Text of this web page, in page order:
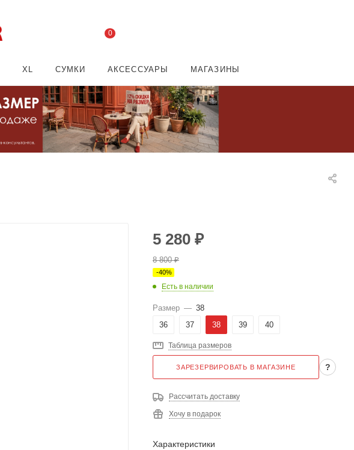
0
XL СУМКИ АКСЕССУАРЫ МАГАЗИНЫ
5 280 ₽
8 800₽
-40%
Есть в наличии
Размер — 38
36
37 38 39 40
Таблица размеров
ЗАРЕЗЕРВИРОВАТЬ В МАГАЗИНЕ ?
Рассчитать доставку
Хочу в подарок
Характеристики